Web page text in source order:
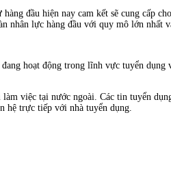
đầu hiện nay cam kết sẽ cung cấp
nhân lực hàng đầu với quy mô lớn nhất
hoạt động trong lĩnh vực tuyển dụng
việc tại nước ngoài. Các tin tuyển
trực tiếp với nhà tuyển dụng.